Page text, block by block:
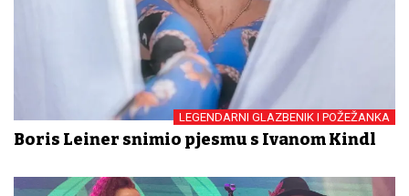
LEGENDARNI GLAZBENIK I POŽEŽANKA
Boris Leiner snimio pjesmu s Ivanom Kindl